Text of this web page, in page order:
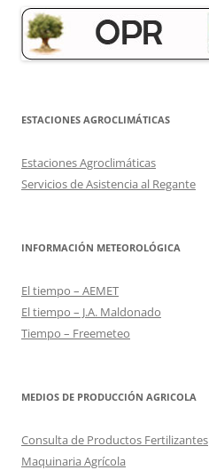
ESTACIONES AGROCLIMÁTICAS
Estaciones Agroclimáticas
Servicios de Asistencia al Regante
INFORMACIÓN METEOROLÓGICA
El tiempo – AEMET
El tiempo – J.A. Maldonado
Tiempo – Freemeteo
MEDIOS DE PRODUCCIÓN AGRICOLA
Consulta de Productos Fertilizantes
Maquinaria Agrícola